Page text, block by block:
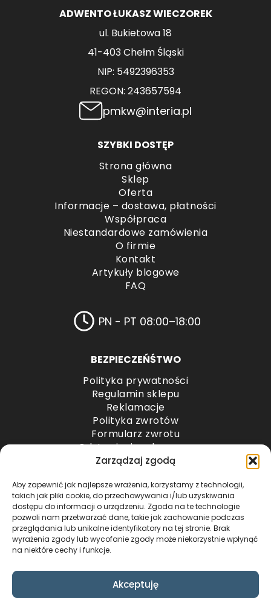
Zarządzaj zgodą
Aby zapewnić jak najlepsze wrażenia, korzystamy z technologii,
takich jak pliki cookie, do przechowywania i/lub uzyskiwania
dostępu do informacji o urządzeniu. Zgoda na te technologie
pozwoli nam przetwarzać dane, takie jak zachowanie podczas
przeglądania lub unikalne identyfikatory na tej stronie. Brak
wyrażenia zgody lub wycofanie zgody może niekorzystnie wpłynąć
na niektóre cechy i funkcje.
Akceptuję
ADWENTO ŁUKASZ WIECZOREK
ul. Bukietowa 18
41-403 Chełm Śląski
NIP: 5492396353
REGON: 243657594
pmkw@interia.pl
SZYBKI DOSTĘP
Strona główna
Sklep
Oferta
Informacje – dostawa, płatności
Współpraca
Niestandardowe zamówienia
O firmie
Kontakt
Artykuły blogowe
FAQ
PN - PT 08:00–18:00
BEZPIECZEŃŚTWO
Polityka prywatności
Regulamin sklepu
Reklamacje
Polityka zwrotów
Formularz zwrotu
Odstąpienie od umowy
Odstąpienie od umowy – przesyłki paletowe
METODY PŁATNOŚCI
COPYRIGHT © 2024 by ADWENTO ŁUKASZ